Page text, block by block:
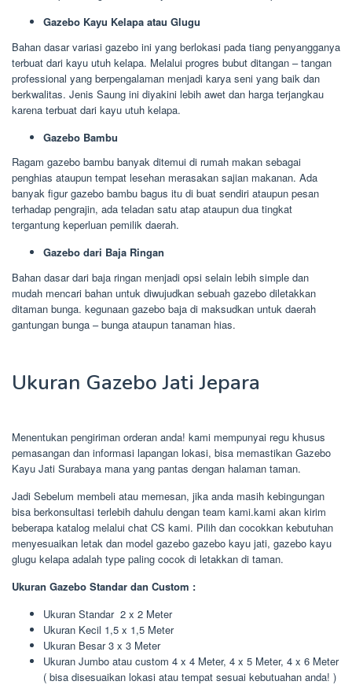
Gazebo Kayu Kelapa atau Glugu
Bahan dasar variasi gazebo ini yang berlokasi pada tiang penyangganya
terbuat dari kayu utuh kelapa. Melalui progres bubut ditangan – tangan
professional yang berpengalaman menjadi karya seni yang baik dan
berkwalitas. Jenis Saung ini diyakini lebih awet dan harga terjangkau
karena terbuat dari kayu utuh kelapa.
Gazebo Bambu
Ragam gazebo bambu banyak ditemui di rumah makan sebagai
penghias ataupun tempat lesehan merasakan sajian makanan. Ada
banyak figur gazebo bambu bagus itu di buat sendiri ataupun pesan
terhadap pengrajin, ada teladan satu atap ataupun dua tingkat
tergantung keperluan pemilik daerah.
Gazebo dari Baja Ringan
Bahan dasar dari baja ringan menjadi opsi selain lebih simple dan
mudah mencari bahan untuk diwujudkan sebuah gazebo diletakkan
ditaman bunga. kegunaan gazebo baja di maksudkan untuk daerah
gantungan bunga – bunga ataupun tanaman hias.
Ukuran Gazebo Jati Jepara
Menentukan pengiriman orderan anda! kami mempunyai regu khusus
pemasangan dan informasi lapangan lokasi, bisa memastikan Gazebo
Kayu Jati Surabaya mana yang pantas dengan halaman taman.
Jadi Sebelum membeli atau memesan, jika anda masih kebingungan
bisa berkonsultasi terlebih dahulu dengan team kami.kami akan kirim
beberapa katalog melalui chat CS kami. Pilih dan cocokkan kebutuhan
menyesuaikan letak dan model gazebo gazebo kayu jati, gazebo kayu
glugu kelapa adalah type paling cocok di letakkan di taman.
Ukuran Gazebo Standar dan Custom :
Ukuran Standar 2 x 2 Meter
Ukuran Kecil 1,5 x 1,5 Meter
Ukuran Besar 3 x 3 Meter
Ukuran Jumbo atau custom 4 x 4 Meter, 4 x 5 Meter, 4 x 6 Meter
( bisa disesuaikan lokasi atau tempat sesuai kebutuahan anda! )